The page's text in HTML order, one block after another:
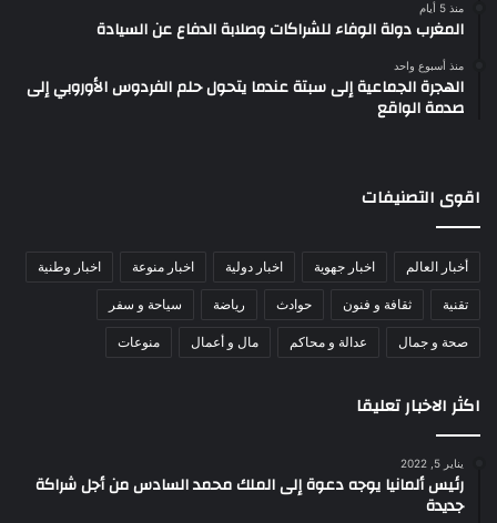
منذ 5 أيام
المغرب دولة الوفاء للشراكات وصلابة الدفاع عن السيادة
منذ أسبوع واحد
الهجرة الجماعية إلى سبتة عندما يتحول حلم الفردوس الأوروبي إلى
صدمة الواقع
اقوى التصنيفات
أخبار العالم اخبار جهوية اخبار دولية اخبار منوعة اخبار وطنية
تقنية ثقافة و فنون حوادث رياضة سياحة و سفر
صحة و جمال عدالة و محاكم مال و أعمال منوعات
اكثر الاخبار تعليقا
يناير 5, 2022
رئيس ألمانيا يوجه دعوة إلى الملك محمد السادس من أجل شراكة
جديدة